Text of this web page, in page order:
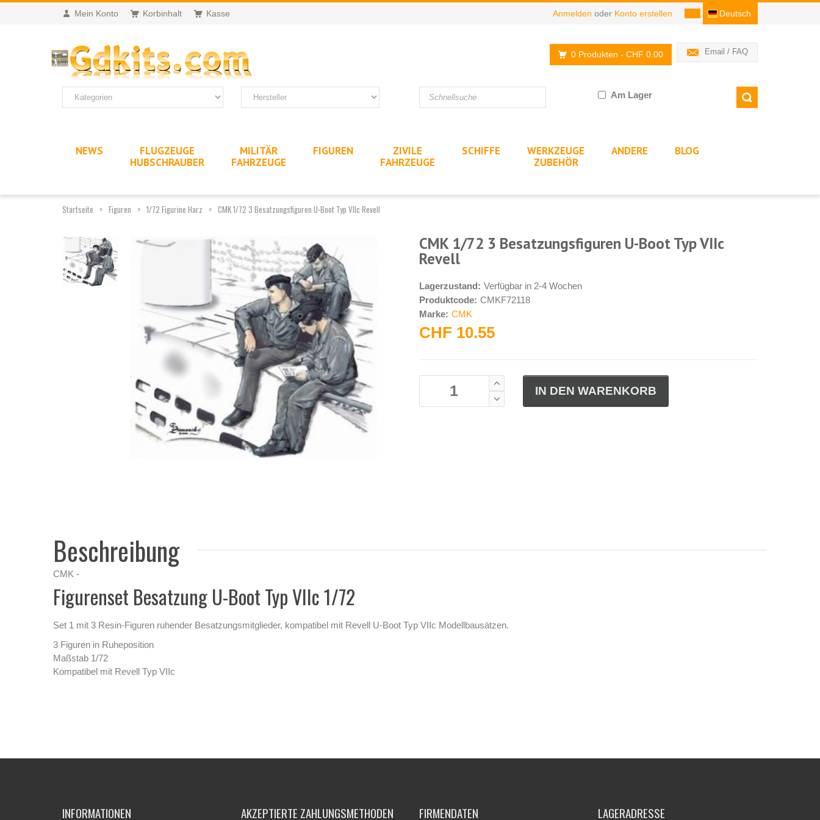
Mein Konto Korbinhalt Kasse Deutsch
Anmelden oder Konto erstellen
Email / FAQ
0 Produkten - CHF 0.00
Am Lager
NEWS
FLUGZEUGE
HUBSCHRAUBER
MILITÄR
FAHRZEUGE
FIGUREN
ZIVILE
FAHRZEUGE
SCHIFFE
WERKZEUGE
ZUBEHÖR
ANDERE BLOG
Startseite Figuren 1/72 Figurine Harz CMK 1/72 3 Besatzungsfiguren U-Boot Typ VIIc Revell
CMK 1/72 3 Besatzungsfiguren U-Boot Typ VIIc
Revell
Lagerzustand: Verfügbar in 2-4 Wochen
Produktcode: CMKF72118
Marke: CMK
CHF 10.55
Beschreibung
CMK -
Figurenset Besatzung U-Boot Typ VIIc 1/72
Set 1 mit 3 Resin-Figuren ruhender Besatzungsmitglieder, kompatibel mit Revell U-Boot Typ VIIc Modellbausätzen.
3 Figuren in Ruheposition
Maßstab 1/72
Kompatibel mit Revell Typ VIIc
INFORMATIONEN AKZEPTIERTE ZAHLUNGSMETHODEN FIRMENDATEN LAGERADRESSE